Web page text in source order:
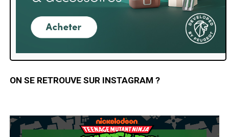
ON SE RETROUVE SUR INSTAGRAM ?